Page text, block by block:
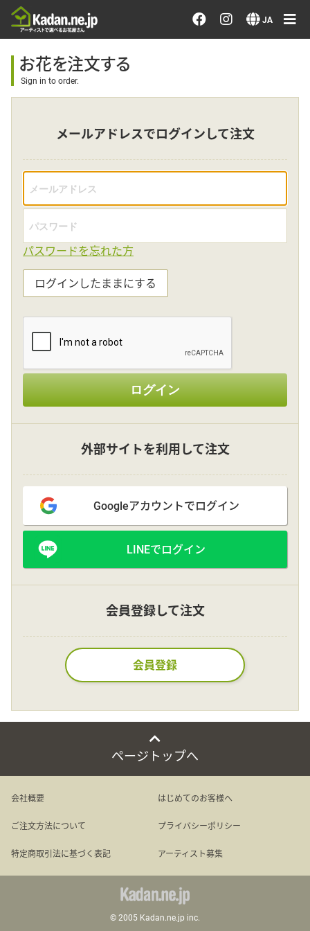
JA
お花を注文する・探す
おまかせ注文
最近のオーダー作品
アーティストで選ぶ
届けたい気持ちで選ぶ
ログイン
花言葉辞典
初めてのお客様
プライバシーポリシー
facebook
Language
日本語
English
お花を注文する
Sign in to order.
メールアドレスでログインして注文
パスワードを忘れた方
ログインしたままにする
ログイン
外部サイトを利用して注文
Googleアカウントでログイン
LINEでログイン
会員登録して注文
会員登録
ページトップへ
会社概要 はじめてのお客様へ
ご注文方法について プライバシーポリシー
特定商取引法に基づく表記 アーティスト募集
© 2005 Kadan.ne.jp inc.